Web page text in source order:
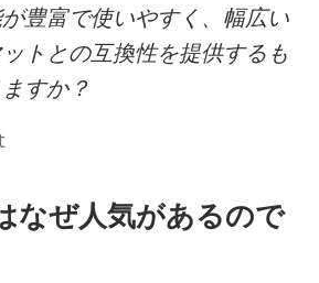
豊富で使いやすく、幅広い
トとの互換性を提供するも
すか？
ぜ人気があるので